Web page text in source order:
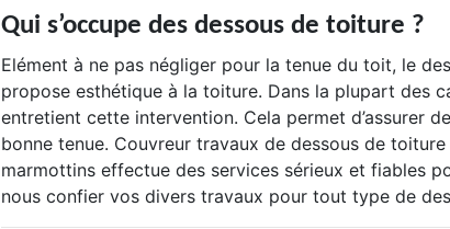
Qui s’occupe des dessous de toiture ?
Elément à ne pas négliger pour la tenue du toit, le
propose esthétique à la toiture. Dans la plupart des
entretient cette intervention. Cela permet d’assurer
bonne tenue. Couvreur travaux de dessous de
marmottins effectue des services sérieux et fiables
nous confier vos divers travaux pour tout type de